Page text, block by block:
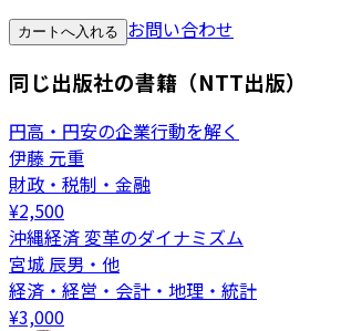
カートへ入れる お問い合わせ
同じ出版社の書籍（NTT出版）
円高・円安の企業行動を解く
伊藤 元重
財政・税制・金融
¥2,500
沖縄経済 変革のダイナミズム
宮城 辰男・他
経済・経営・会計・地理・統計
¥3,000